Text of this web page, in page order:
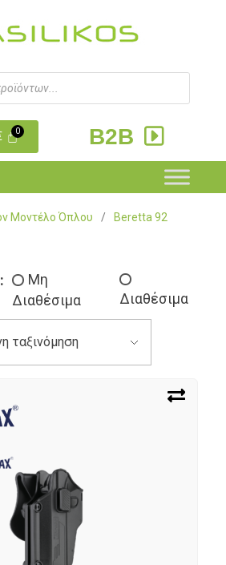
B2B
Μοντέλο Όπλου / Beretta 92
Μη
Διαθέσιμα
Διαθέσιμα